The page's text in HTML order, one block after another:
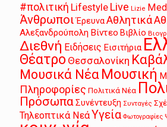
#πολιτική Lifestyle Live Lizie
Άνθρωποι ΈρευναΑθλητικά
Αλεξανδρούπολη Βίντεο Βιβλίο
Διεθνή Ειδήσεις Εισιτήρια
Θέατρο Θεσσαλονίκη
Μουσικά Νέα Μουσική
Πληροφορίες Πολιτικά Νέα
ΠρόσωπαΣυνέντευξη Συνταγές
Τηλεοπτικά ΝεάΥγεία Φωτογραφίες